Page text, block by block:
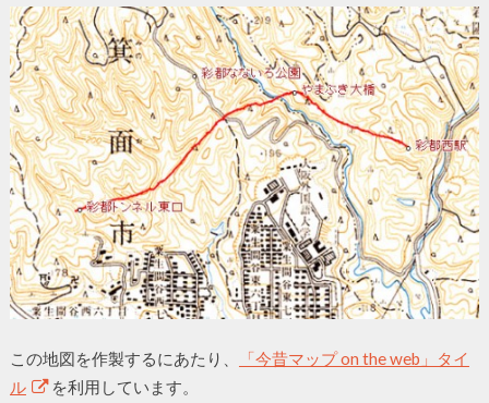
この地図を作製するにあたり、
「今昔マップ on the web」タイ
ル
を利用しています。